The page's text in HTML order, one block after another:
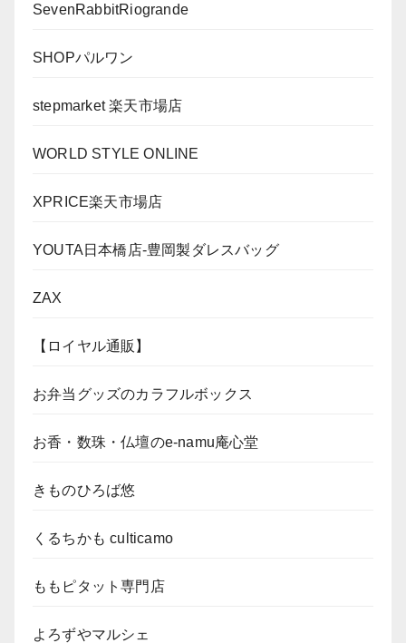
SevenRabbitRiogrande
SHOPパルワン
stepmarket 楽天市場店
WORLD STYLE ONLINE
XPRICE楽天市場店
YOUTA日本橋店-豊岡製ダレスバッグ
ZAX
【ロイヤル通販】
お弁当グッズのカラフルボックス
お香・数珠・仏壇のe-namu庵心堂
きものひろば悠
くるちかも culticamo
ももピタット専門店
よろずやマルシェ